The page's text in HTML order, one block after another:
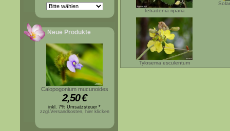
Neue Produkte
Calopogonium mucunoides
2,50€
inkl. 7% Umsatzsteuer *
zzgl.Versandkosten, hier klicken
Tetradenia riparia
Tylosema esculentum